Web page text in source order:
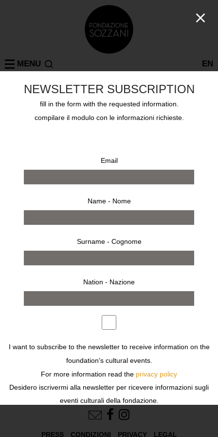
EN
MENU
PUNK in BRITAIN
FOTOGRAFIA
11 giu - 28 ago 2016
FOLLOW US
PRESS CONDIZIONI PRIVACY LEGAL
NEWSLETTER SUBSCRIPTION
fill in the form with the requested information.
compilare il modulo con le informazioni richieste.
Email
Name - Nome
Surname - Cognome
Nation - Nazione
I want to subscribe to the newsletter to receive information on the
foundation's cultural events.
For more information read the privacy policy
Desidero iscrivermi alla newsletter per ricevere informazioni sugli
eventi culturali della fondazione.
Per ulteriori informazioni leggi